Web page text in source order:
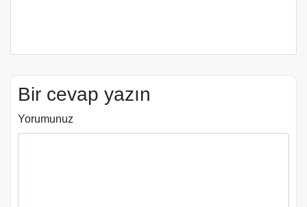
Bir cevap yazın
Yorumunuz